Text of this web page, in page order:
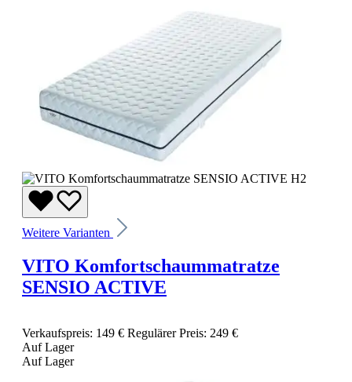
Weitere Varianten
VITO Komfortschaummatratze
SENSIO ACTIVE
Verkaufspreis: 149 € Regulärer Preis: 249 €
Auf Lager
Auf Lager